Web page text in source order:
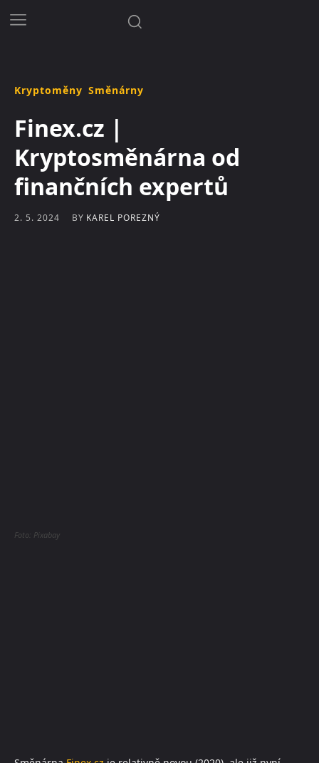
Kryptoměny Směnárny
Finex.cz |
Kryptosměnárna od
finančních expertů
2. 5. 2024 BY KAREL POREZNÝ
Foto: Pixabay